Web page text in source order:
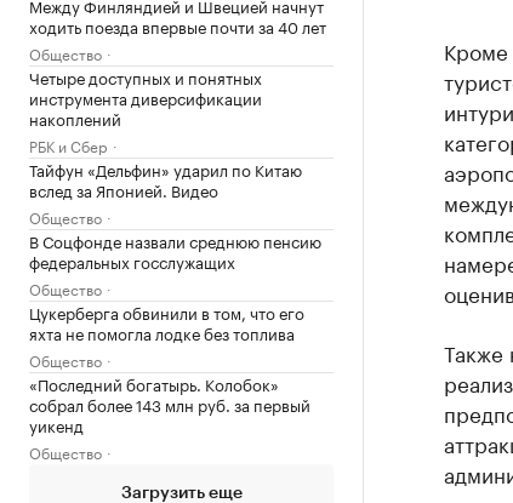
Между Финляндией и Швецией начнут
ходить поезда впервые почти за 40 лет
Общество
Четыре доступных и понятных
инструмента диверсификации
накоплений
РБК и Сбер
Тайфун «Дельфин» ударил по Китаю
вслед за Японией. Видео
Общество
В Соцфонде назвали среднюю пенсию
федеральных госслужащих
Общество
Цукерберга обвинили в том, что его
яхта не помогла лодке без топлива
Общество
«Последний богатырь. Колобок»
собрал более 143 млн руб. за первый
уикенд
Общество
Загрузить еще
Кроме
Также